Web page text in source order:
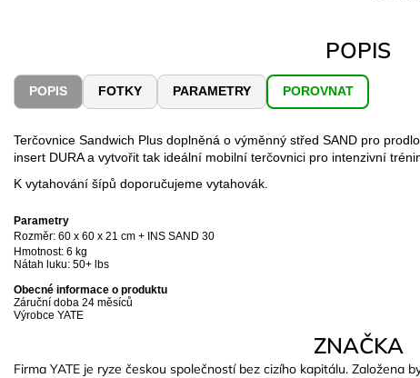
POPIS
POPIS FOTKY PARAMETRY POROVNAT
Terčovnice Sandwich Plus doplněná o výměnný střed SAND pro
insert DURA a vytvořit tak ideální mobilní terčovnici pro intenzivní
K vytahování šípů doporučujeme vytahovák.
Parametry
Rozměr: 60 x 60 x 21 cm + INS SAND 30
Hmotnost: 6 kg
Nátah luku: 50+ lbs
Obecné informace o produktu
Záruční doba 24 měsíců
Výrobce YATE
ZNAČKA
Firma YATE je ryze českou společností bez cizího kapitálu. Založena